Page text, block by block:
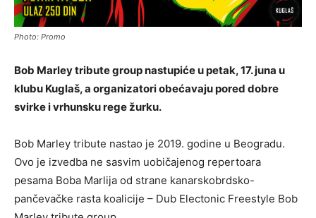
Photo: Promo
Bob Marley tribute group nastupiće u petak, 17. juna u
klubu Kuglaš, a organizatori obećavaju pored dobre
svirke i vrhunsku rege žurku.
Bob Marley tribute nastao je 2019. godine u Beogradu.
Ovo je izvedba ne sasvim uobičajenog repertoara
pesama Boba Marlija od strane kanarskobrdsko-
pančevačke rasta koalicije – Dub Electonic Freestyle Bob